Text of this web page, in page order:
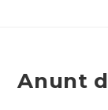
Anunt